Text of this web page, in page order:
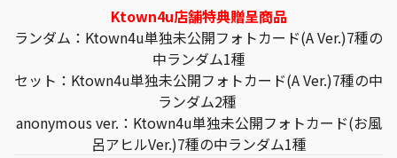
Ktown4u店舗特典贈呈商品
ランダム：Ktown4u単独未公開フォトカード(A Ver.)7種の
中ランダム1種
セット：Ktown4u単独未公開フォトカード(A Ver.)7種の中
ランダム2種
anonymous ver.：Ktown4u単独未公開フォトカード(お風
呂アヒルVer.)7種の中ランダム1種